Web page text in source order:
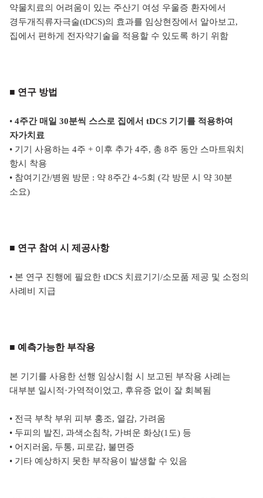
약물치료의 어려움이 있는 주산기 여성 우울증 환자에서
경두개직류자극술(tDCS)의 효과를 임상현장에서 알아보고,
집에서 편하게 전자약기술을 적용할 수 있도록 하기 위함
■ 연구 방법
• 4주간 매일 30분씩 스스로 집에서 tDCS 기기를 적용하여
자가치료
• 기기 사용하는 4주 + 이후 추가 4주, 총 8주 동안 스마트워치
항시 착용
• 참여기간/병원 방문 : 약 8주간 4~5회 (각 방문 시 약 30분
소요)
■ 연구 참여 시 제공사항
• 본 연구 진행에 필요한 tDCS 치료기기/소모품 제공 및 소정의
사례비 지급
■ 예측가능한 부작용
본 기기를 사용한 선행 임상시험 시 보고된 부작용 사례는
대부분 일시적·가역적이었고, 후유증 없이 잘 회복됨
• 전극 부착 부위 피부 홍조, 열감, 가려움
• 두피의 발진, 과색소침착, 가벼운 화상(1도) 등
• 어지러움, 두통, 피로감, 불면증
• 기타 예상하지 못한 부작용이 발생할 수 있음